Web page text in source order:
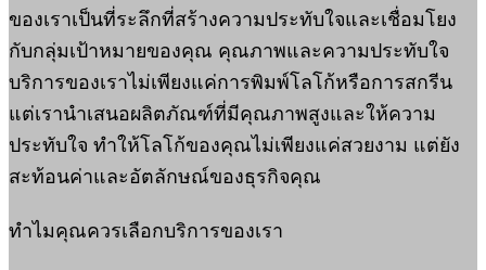
ของเราเป็นที่ระลึกที่สร้างความประทับใจและเชื่อมโยง
กับกลุ่มเป้าหมายของคุณ คุณภาพและความประทับใจ
บริการของเราไม่เพียงแค่การพิมพ์โลโก้หรือการสกรีน
แต่เรานำเสนอผลิตภัณฑ์ที่มีคุณภาพสูงและให้ความ
ประทับใจ ทำให้โลโก้ของคุณไม่เพียงแค่สวยงาม แต่ยัง
สะท้อนค่าและอัตลักษณ์ของธุรกิจคุณ
ทำไมคุณควรเลือกบริการของเรา